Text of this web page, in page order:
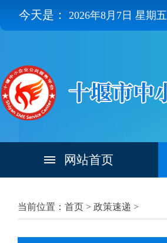
今天是： 2026年8月7日 星期五
网站首页
当前位置：首页 > 政策速递 >